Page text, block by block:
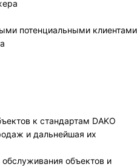
потенциальными клиентами
к стандартам DAKO
и дальнейшая их
объектов и